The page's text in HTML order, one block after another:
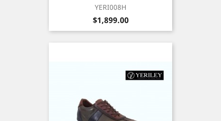
YERI008H
Precio
$1,899.00